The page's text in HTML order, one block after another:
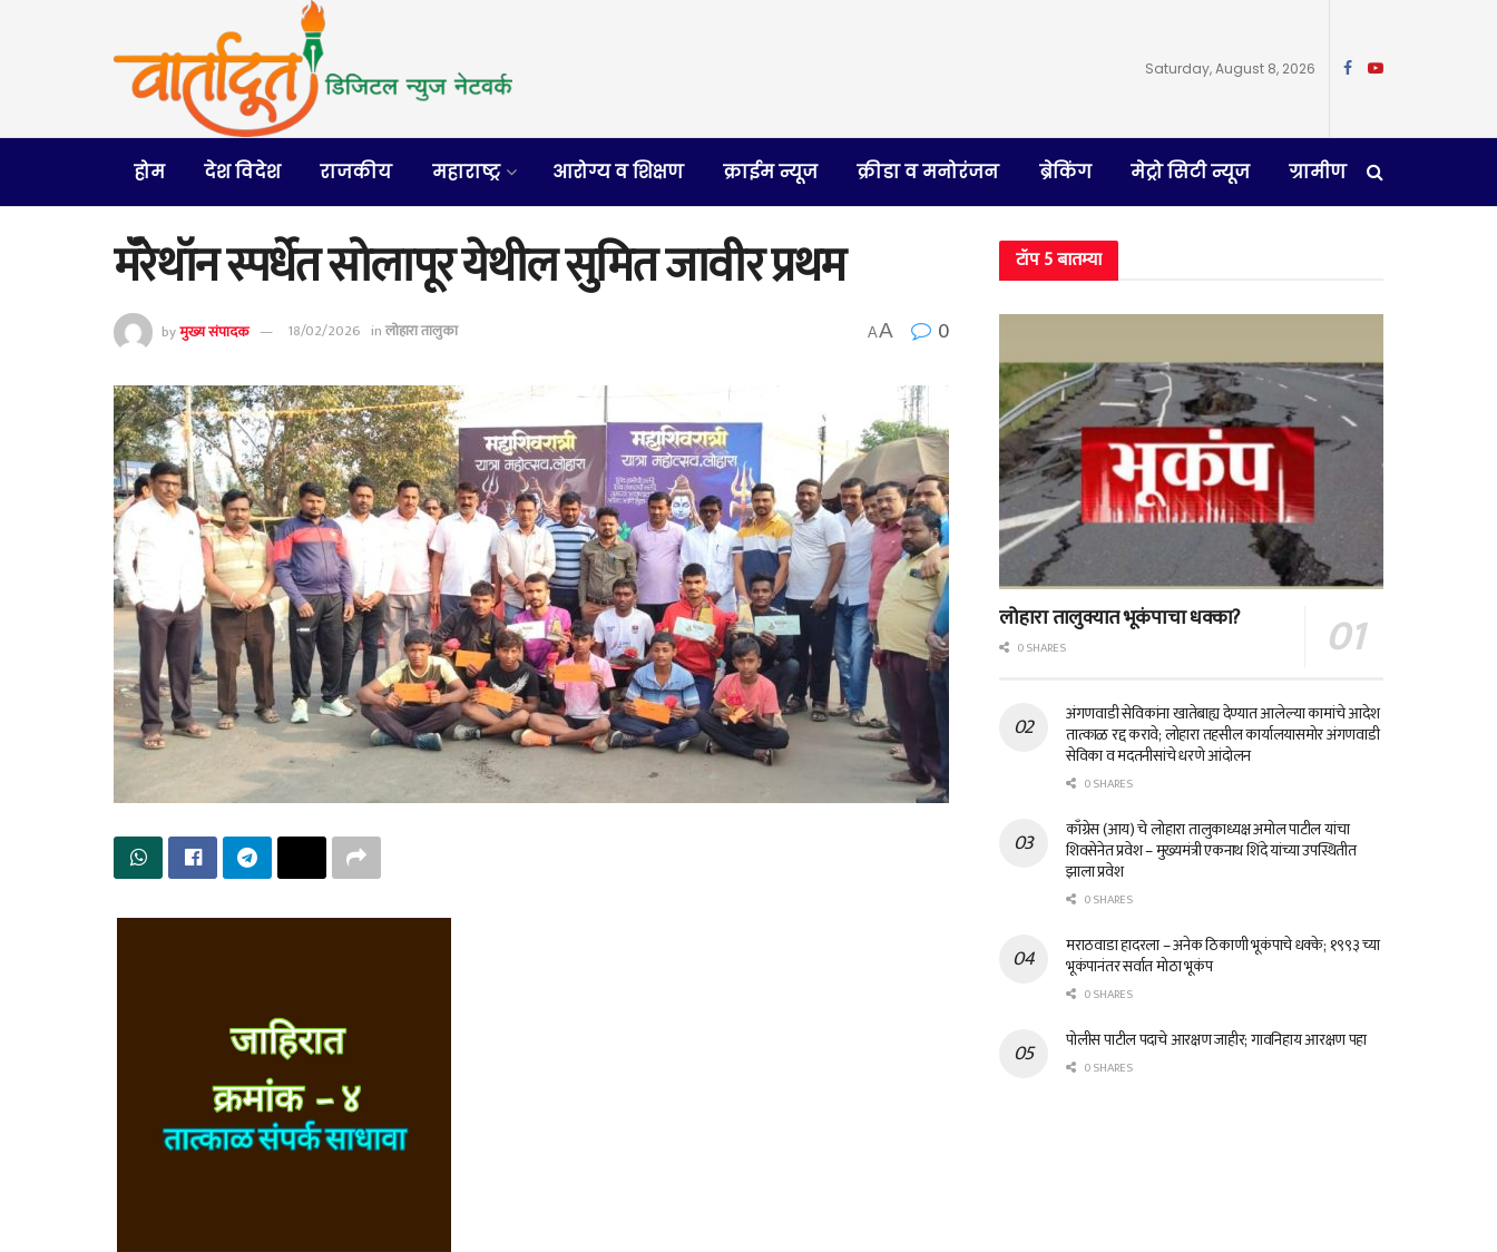
Saturday, August 8, 2026
होम देश विदेश राजकीय महाराष्ट्र आरोग्य व शिक्षण क्राईम न्यूज क्रीडा व मनोरंजन ब्रेकिंग मेट्रो सिटी न्यूज ग्रामीण
मॅरेथॉन स्पर्धेत सोलापूर येथील सुमित जावीर प्रथम
byमुख्य संपादक 18/02/2026 inलोहारा तालुका AA 0
टॉप 5 बातम्या
लोहारा तालुक्यात भूकंपाचा धक्का?
0 SHARES
अंगणवाडी सेविकांना खातेबाह्य देण्यात आलेल्या कामांचे आदेश
तात्काळ रद्द करावे; लोहारा तहसील कार्यालयासमोर अंगणवाडी
सेविका व मदतनीसांचे धरणे आंदोलन
0 SHARES
काँग्रेस (आय) चे लोहारा तालुकाध्यक्ष अमोल पाटील यांचा
शिवसेनेत प्रवेश – मुख्यमंत्री एकनाथ शिंदे यांच्या उपस्थितीत
झाला प्रवेश
0 SHARES
मराठवाडा हादरला – अनेक ठिकाणी भूकंपाचे धक्के; १९९३ च्या
भूकंपानंतर सर्वात मोठा भूकंप
0 SHARES
पोलीस पाटील पदाचे आरक्षण जाहीर; गावनिहाय आरक्षण पहा
0 SHARES